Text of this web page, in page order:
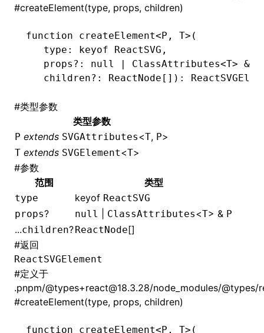
#createElement(type, props, children)
function createElement<P , T>(
   type
: keyof ReactSVG ,
   props
?: null | ClassAttributes<T> &
   children
?: ReactNode []) :
#类型参数
类型参数
P extends SVGAttributes<T, P>
T extends SVGElement<T>
#参数
范围
类型
type keyof ReactSVG
props? null ClassAttributes<T> & P
...children?ReactNode[]
#返回
ReactSVGElement
#定义于
.pnpm/@types+react@18.3.28/node_modules/
#createElement(type, props, children)
function createElement<P , T>(